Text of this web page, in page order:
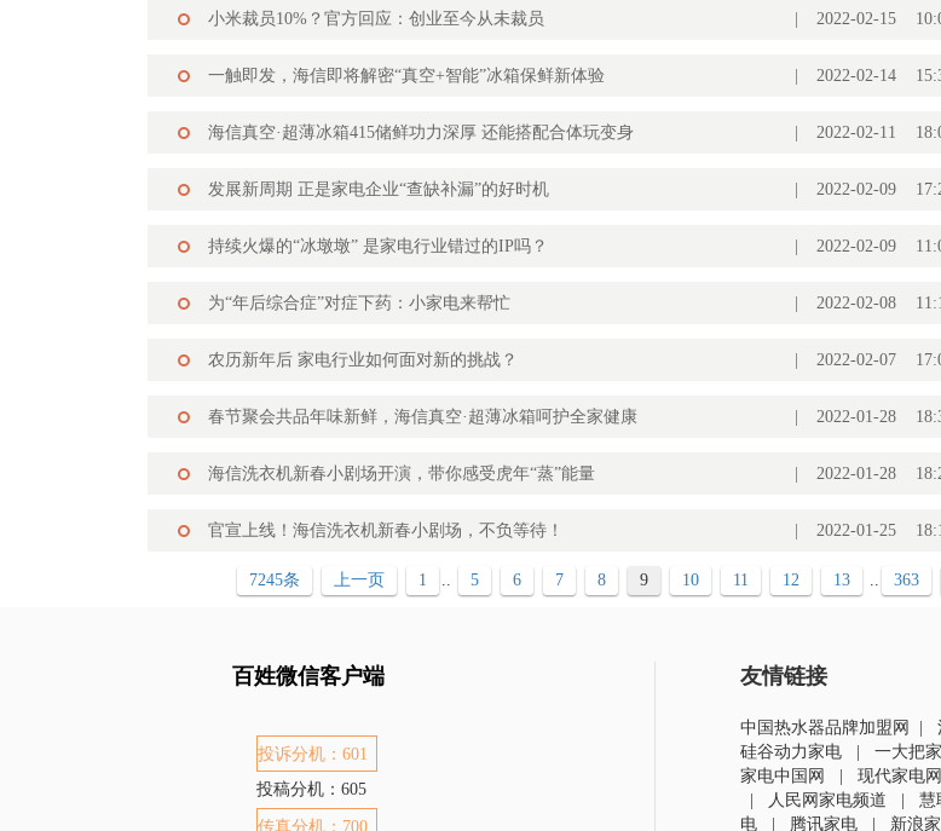
小米裁员10%？官方回应：创业至今从未裁员 2022-02-15
一触即发，海信即将解密“真空+智能”冰箱保鲜新体验 2022-02-14
海信真空·超薄冰箱415储鲜功力深厚 还能搭配合体玩变身 2022-02-11
发展新周期 正是家电企业“查缺补漏”的好时机 2022-02-09
持续火爆的“冰墩墩” 是家电行业错过的IP吗？ 2022-02-09
为“年后综合症”对症下药：小家电来帮忙 2022-02-08
农历新年后 家电行业如何面对新的挑战？ 2022-02-07
春节聚会共品年味新鲜，海信真空·超薄冰箱呵护全家健康 2022-01-28
海信洗衣机新春小剧场开演，带你感受虎年“蒸”能量 2022-01-28
官宣上线！海信洗衣机新春小剧场，不负等待！ 2022-01-25
7245条 上一页 1 .. 5 6 7 8 9 10 11 12 13 .. 363
百姓微信客户端
投诉分机：601
投稿分机：605
传真分机：700
友情链接
中国热水器品牌加盟网
硅谷动力家电
一大把
家电中国网
现代家电网
人民网家电频道 慧
电
腾讯家电 新浪